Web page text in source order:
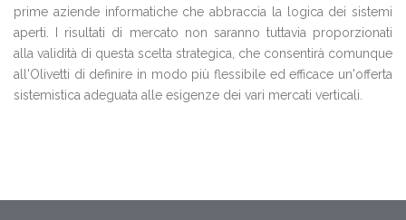
prime aziende informatiche che abbraccia la logica dei sistemi
aperti. I risultati di mercato non saranno tuttavia proporzionati
alla validità di questa scelta strategica, che consentirà comunque
all'Olivetti di definire in modo più flessibile ed efficace un'offerta
sistemistica adeguata alle esigenze dei vari mercati verticali.